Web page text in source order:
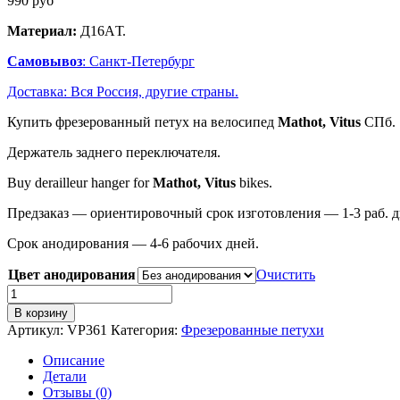
Материал: Д16AТ.
Самовывоз: Санкт-Петербург
Доставка: Вся Россия, другие страны.
Купить фрезерованный петух на велосипед Mathot, Vitus СПб.
Держатель заднего переключателя.
Buy derailleur hanger forMathot, Vitus bikes.
Предзаказ — ориентировочный срок изготовления — 1-3 раб.
Срок анодирования — 4-6 рабочих дней.
Цвет анодирования
Очистить
Количество
товара
VP361
Фрезерованный
петух
велосипеда
В корзину
Артикул: VP361 Категория: Фрезерованные петухи
Описание
Детали
Отзывы (0)